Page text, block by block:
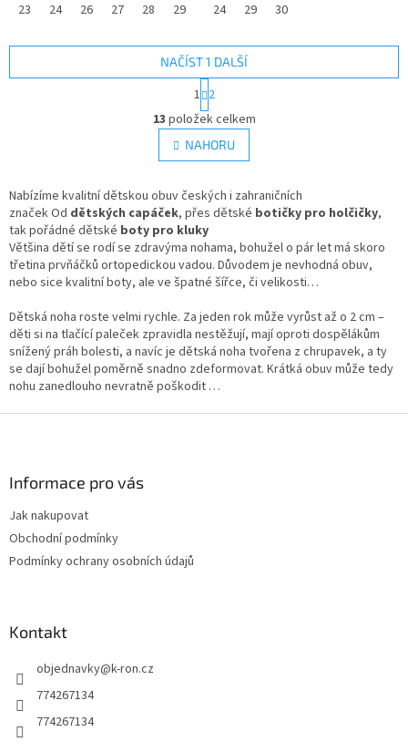
23 24 26 27 28 29 30 31 32
24
29 30
O
v
l
á
a
c
í
p
r
v
y
v
ý
p
i
NAČÍST 1 DALŠÍ
t
r
á
n
k
v
á
n
í
1 2
13 položek celkem
NAHORU
Nabízíme kvalitní dětskou obuv českých i zahraničních
značek Od dětských capáček, přes dětské botičky pro holčičky,
tak pořádné dětské boty pro kluky
Většina dětí se rodí se zdravýma nohama, bohužel o pár let má skoro
třetina prvňáčků ortopedickou vadou. Důvodem je nevhodná obuv,
nebo sice kvalitní boty, ale ve špatné šířce, či velikosti…
Dětská noha roste velmi rychle. Za jeden rok může vyrůst až o 2 cm –
děti si na tlačící paleček zpravidla nestěžují, mají oproti dospělákům
snížený práh bolesti, a navíc je dětská noha tvořena z chrupavek, a ty
se dají bohužel poměrně snadno zdeformovat. Krátká obuv může tedy
nohu zanedlouho nevratně poškodit …
Informace pro vás
Jak nakupovat
Obchodní podmínky
Podmínky ochrany osobních údajů
Kontakt
objednavky@k-ron.cz
774267134
774267134